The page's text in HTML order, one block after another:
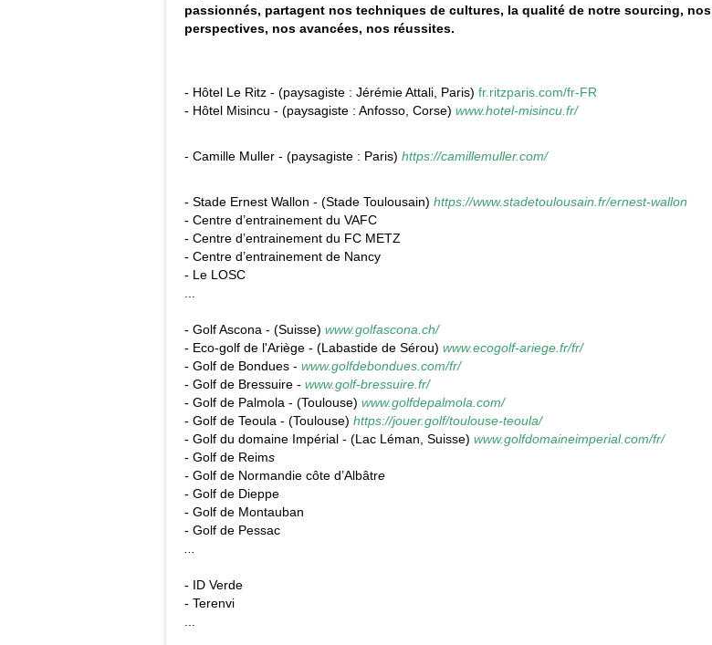
passionnés, partagent nos techniques de cultures, la qualité de notre sourcing, nos
perspectives, nos avancées, nos réussites.
- Hôtel Le Ritz - (paysagiste : Jérémie Attali, Paris) fr.ritzparis.com/fr-FR
- Hôtel Misincu - (paysagiste : Anfosso, Corse) www.hotel-misincu.fr/
- Camille Muller - (paysagiste : Paris) https://camillemuller.com/
- Stade Ernest Wallon - (Stade Toulousain) https://www.stadetoulousain.fr/ernest-wallon
- Centre d’entrainement du VAFC
- Centre d’entrainement du FC METZ
- Centre d’entrainement de Nancy
- Le LOSC
- Golf Ascona - (Suisse) www.golfascona.ch/
- Eco-golf de l'Ariège - (Labastide de Sérou) www.ecogolf-ariege.fr/fr/
- Golf de Bondues - www.golfdebondues.com/fr/
- Golf de Bressuire - www.golf-bressuire.fr/
- Golf de Palmola - (Toulouse) www.golfdepalmola.com/
- Golf de Teoula - (Toulouse) https://jouer.golf/toulouse-teoula/
- Golf du domaine Impérial - (Lac Léman, Suisse) www.golfdomaineimperial.com/fr/
- Golf de Reims
- Golf de Normandie côte d’Albâtre
- Golf de Dieppe
- Golf de Montauban
- Golf de Pessac
- ID Verde
- Terenvi